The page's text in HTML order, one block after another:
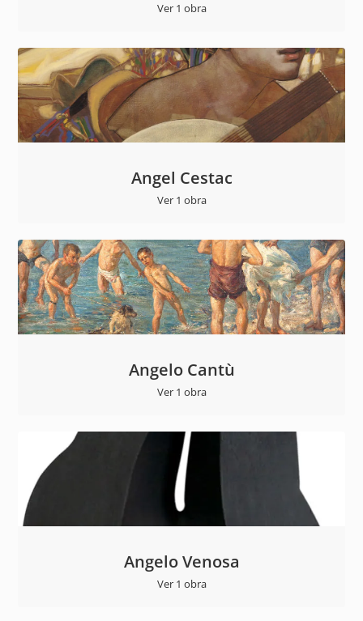
Ver 1 obra
Angel Cestac
Ver 1 obra
Angelo Cantù
Ver 1 obra
Angelo Venosa
Ver 1 obra